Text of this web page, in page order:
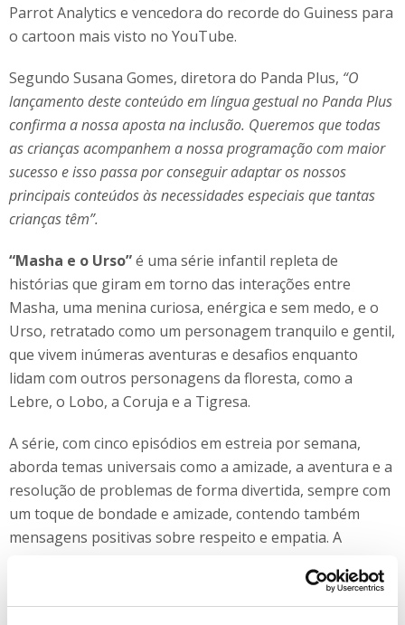
Parrot Analytics e vencedora do recorde do Guiness para
o cartoon mais visto no YouTube.
Segundo Susana Gomes, diretora do Panda Plus, “O
lançamento deste conteúdo em língua gestual no Panda Plus
confirma a nossa aposta na inclusão. Queremos que todas
as crianças acompanhem a nossa programação com maior
sucesso e isso passa por conseguir adaptar os nossos
principais conteúdos às necessidades especiais que tantas
crianças têm”.
“Masha e o Urso”é uma série infantil repleta de
histórias que giram em torno das interações entre
Masha, uma menina curiosa, enérgica e sem medo, e o
Urso, retratado como um personagem tranquilo e gentil,
que vivem inúmeras aventuras e desafios enquanto
lidam com outros personagens da floresta, como a
Lebre, o Lobo, a Coruja e a Tigresa.
A série, com cinco episódios em estreia por semana,
aborda temas universais como a amizade, a aventura e a
resolução de problemas de forma divertida, sempre com
um toque de bondade e amizade, contendo também
mensagens positivas sobre respeito e empatia. A
visualmente atrativos e agradáveis, são outro dos
fatores que contribuíram para a popularidade da série.